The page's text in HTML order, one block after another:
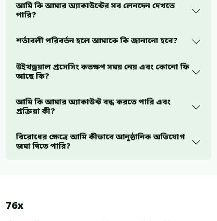
আমি কি আমার অ্যাকাউন্টের সব লেনদেন দেখতে
পারি?
শর্তাবলী পরিবর্তন হলে আমাকে কি জানানো হবে?
উইথড্রয়াল প্রসেসিং কতক্ষণ সময় নেয় এবং কোনো ফি
আছে কি?
আমি কি আমার অ্যাকাউন্ট বন্ধ করতে পারি এবং
প্রক্রিয়া কী?
বিরোধের ক্ষেত্রে আমি কীভাবে আনুষ্ঠানিক অভিযোগ
জমা দিতে পারি?
76x